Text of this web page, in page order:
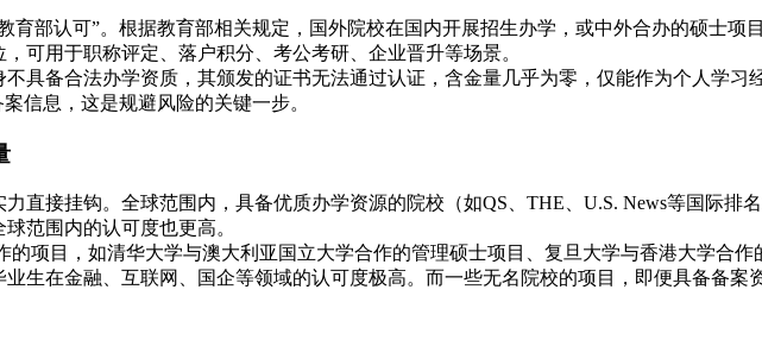
育部认可”。根据教育部相关规定，国外院校在国内开展招生办学，或中外合办的硕士项
可用于职称评定、落户积分、考公考研、企业晋升等场景。
具备合法办学资质，其颁发的证书无法通过认证，含金量几乎为零，仅能作为个人学习
信息，这是规避风险的关键一步。
直接挂钩。全球范围内，具备优质办学资源的院校（如QS、THE、U.S. News等国际排
范围内的认可度也更高。
的项目，如清华大学与澳大利亚国立大学合作的管理硕士项目、复旦大学与香港大学合
生在金融、互联网、国企等领域的认可度极高。而一些无名院校的项目，即便具备备案